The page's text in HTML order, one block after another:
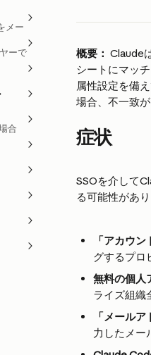
概要： Claude
シートにマッ
属性設定を備
場合、不一致
症状
SSOを介して
る可能性があり
「アカウ
グするプロ
無料の個人
ライズ組織
「メール
力したメー
メー
ーで
合